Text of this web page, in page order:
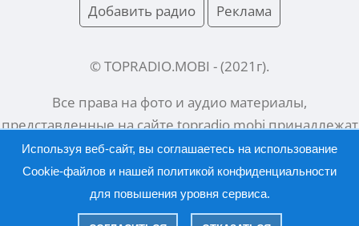
Добавить радио Реклама
© TOPRADIO.MOBI - (2021 г).
Все права на фото и аудио материалы,
представленные на сайтеtopradio.mobiпринадлежат
их законным владельцам.
Русский | English
Используя веб-сайт, вы соглашаетесь на использование
Cookie-файлов и нашей политикой конфиденциальности
для повышения уровня сервиса.